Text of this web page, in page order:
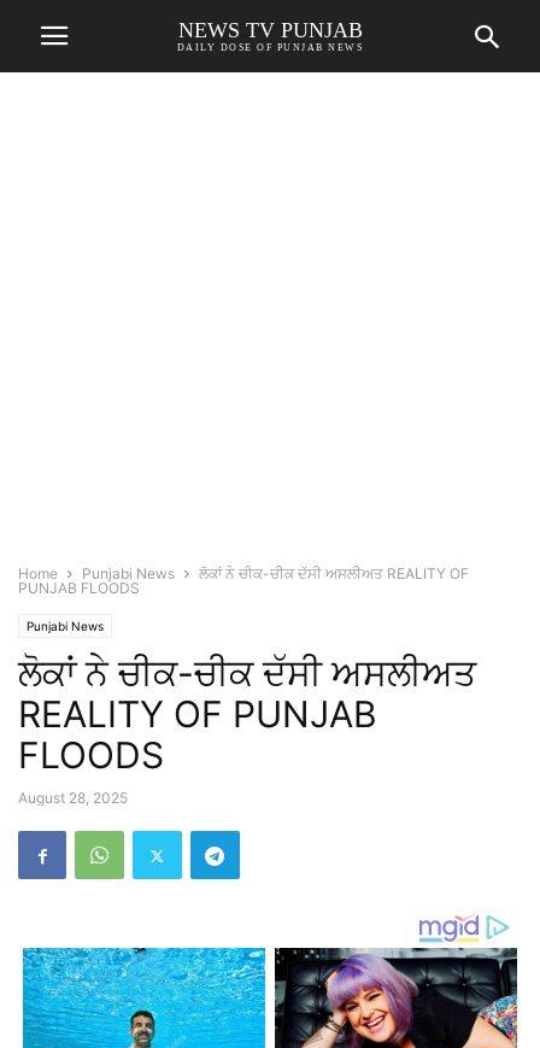
NEWS TV PUNJAB
DAILY DOSE OF PUNJAB NEWS
Home Punjabi News
ਲੋਕਾਂ ਨੇ ਚੀਕ-ਚੀਕ ਦੱਸੀ ਅਸਲੀਅਤ REALITY OF
PUNJAB FLOODS
Punjabi News
ਲੋਕਾਂ ਨੇ ਚੀਕ-ਚੀਕ ਦੱਸੀ ਅਸਲੀਅਤ
REALITY OF PUNJAB
FLOODS
August 28, 2025